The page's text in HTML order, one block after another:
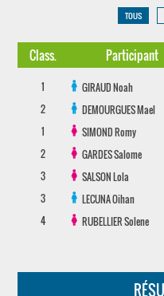
TOUS
Class. Participant
1 GIRAUDNoah
2
DEMOURGUESMael
1
SIMONDRomy
2
GARDESSalome
3
SALSONLola
3
LECUNAOihan
4
RUBELLIERSolene